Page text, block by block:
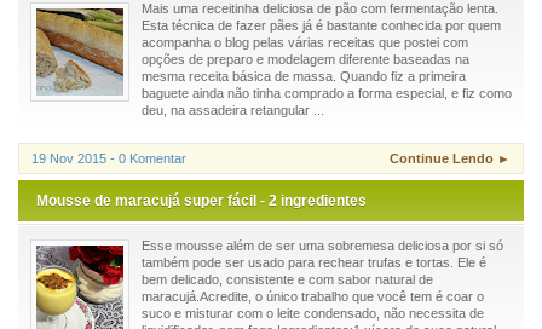
Mais uma receitinha deliciosa de pão com fermentação lenta.
Esta técnica de fazer pães já é bastante conhecida por quem
acompanha o blog pelas várias receitas que postei com
opções de preparo e modelagem diferente baseadas na
mesma receita básica de massa. Quando fiz a primeira
baguete ainda não tinha comprado a forma especial, e fiz como
deu, na assadeira retangular ...
19 Nov 2015 - 0 Komentar Continue Lendo ►
Mousse de maracujá super fácil - 2 ingredientes
Esse mousse além de ser uma sobremesa deliciosa por si só
também pode ser usado para rechear trufas e tortas. Ele é
bem delicado, consistente e com sabor natural de
maracujá.Acredite, o único trabalho que você tem é coar o
suco e misturar com o leite condensado, não necessita de